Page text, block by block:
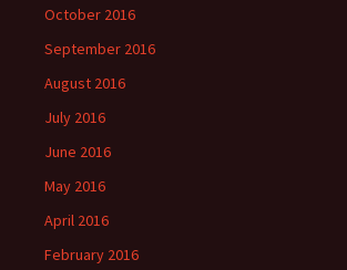
October 2016
September 2016
August 2016
July 2016
June 2016
May 2016
April 2016
February 2016